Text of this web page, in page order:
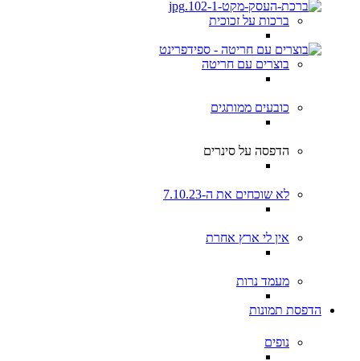
ברכות על זכוכית
בוצרים עם חריטה
כובעים ממותגים
הדפסה על סינרים
לא שוכחים את ה-7.10.23
אין לי ארץ אחרת
מעמד נרות
הדפסת תמונות
נופים